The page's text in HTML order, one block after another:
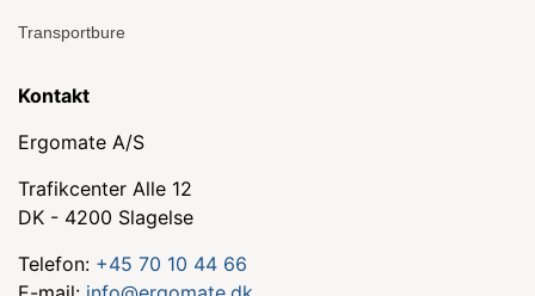
Transportbure
Kontakt
Ergomate A/S
Trafikcenter Alle 12
DK - 4200 Slagelse
Telefon: +45 70 10 44 66